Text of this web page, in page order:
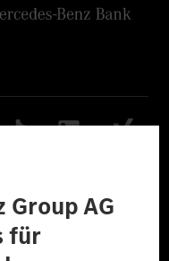
Barrierefreiheit